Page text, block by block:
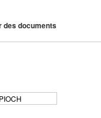
des documents